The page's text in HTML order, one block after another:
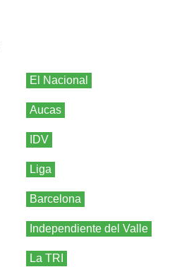
El Nacional
Aucas
IDV
Liga
Barcelona
Independiente del Valle
La TRI